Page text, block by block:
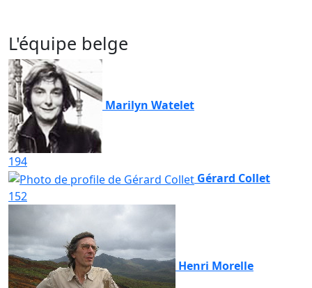
L'équipe belge
Marilyn Watelet
194
Gérard Collet
152
Henri Morelle